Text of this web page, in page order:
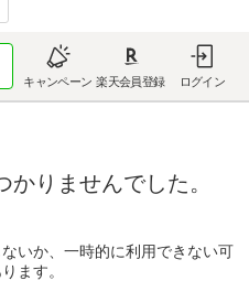
キャンペーン 楽天会員登録 ログイン
りませんでした。
いか、一時的に利用できない可
ます。